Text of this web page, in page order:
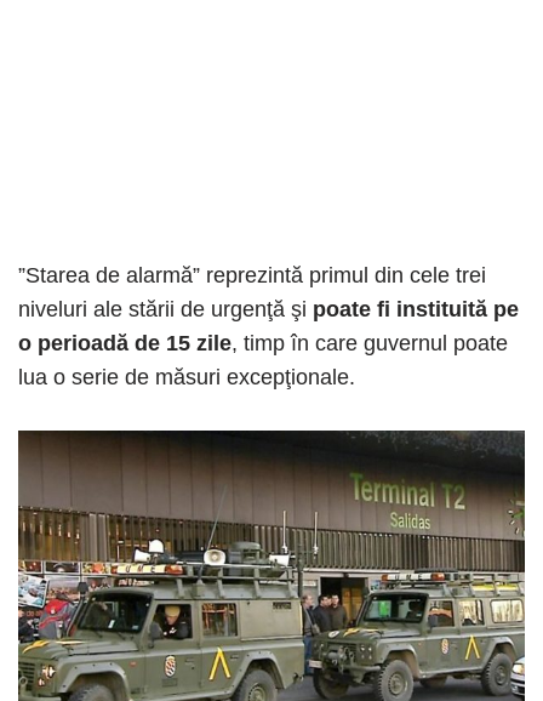
”Starea de alarmă” reprezintă primul din cele trei
niveluri ale stării de urgenţă şi poate fi instituită pe
o perioadă de 15 zile, timp în care guvernul poate
lua o serie de măsuri excepţionale.